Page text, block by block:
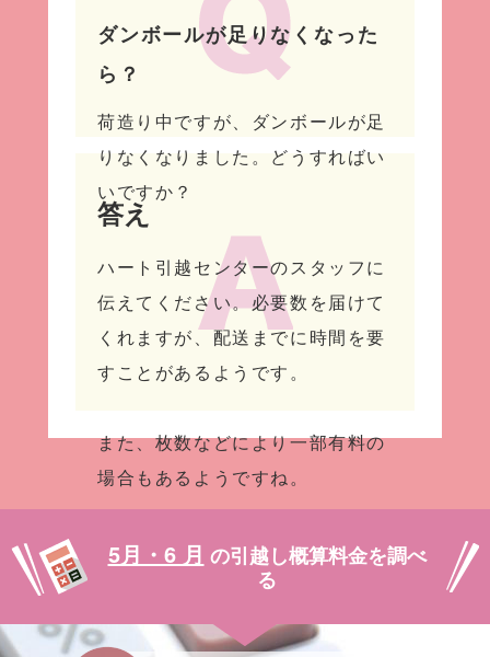
ダンボールが足りなくなった
ら？
荷造り中ですが、ダンボールが足
りなくなりました。どうすればい
いですか？
答え
ハート引越センターのスタッフに
伝えてください。必要数を届けて
くれますが、配送までに時間を要
すことがあるようです。
また、枚数などにより一部有料の
場合もあるようですね。
5月・6 月 の引越し概算料金を調べ
る